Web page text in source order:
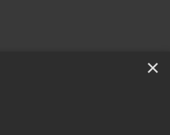
×